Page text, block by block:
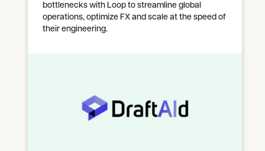
bottlenecks with Loop to streamline global
operations, optimize FX and scale at the speed of
their engineering.